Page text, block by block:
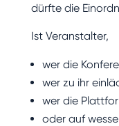
dürfte die
Ist Veranstalter,
wer die
wer zu ihr
wer die
oder auf